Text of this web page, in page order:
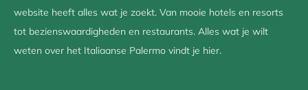
website heeft alles wat je zoekt. Van mooie hotels en resorts
tot bezienswaardigheden en restaurants. Alles wat je wilt
weten over het Italiaanse Palermo vindt je hier.